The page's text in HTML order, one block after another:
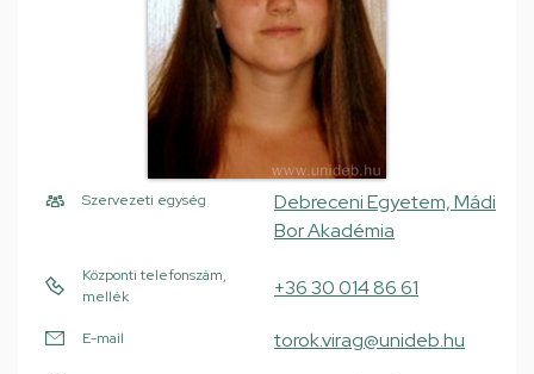
Szervezeti egység
Debreceni Egyetem, Mádi
Bor Akadémia
Központi telefonszám,
mellék
+36 30 014 86 61
E-mail torok.virag@unideb.hu